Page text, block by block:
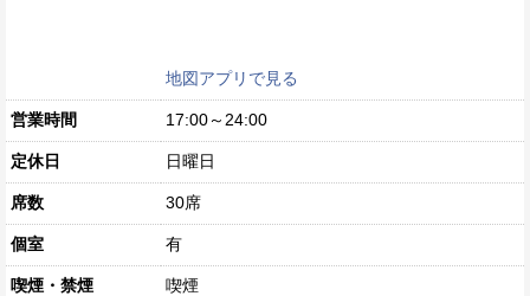
地図アプリで見る
営業時間 17:00～24:00
定休日 日曜日
席数 30席
個室 有
喫煙・禁煙 喫煙